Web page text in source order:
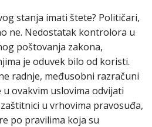
stanja imati štete? Političari,
ne. Nedostatak kontrolora u
poštovanja zakona,
je oduvek bilo od koristi.
radnje, međusobni razračuni
u ovakvim uslovima odvijati
u vrhovima pravosuđa,
po pravilima koja su